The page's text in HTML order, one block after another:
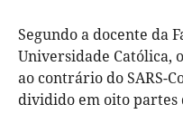
Segundo a docente da
Universidade Católica,
ao contrário do SARS-
dividido em oito partes